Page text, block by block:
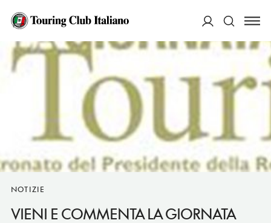
Cerca
NOTIZIE
VIENI E COMMENTA LA GIORNATA